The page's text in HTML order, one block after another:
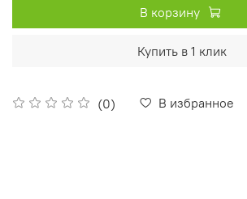
(0) В избранное
В корзину
Купить в 1 клик